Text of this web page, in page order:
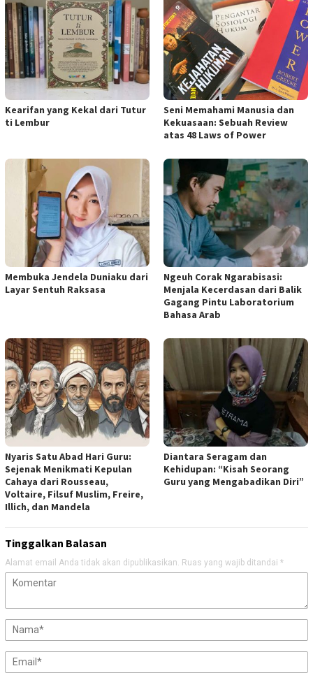
Kearifan yang Kekal dari Tutur
ti Lembur
Seni Memahami Manusia dan
Kekuasaan: Sebuah Review
atas 48 Laws of Power
Membuka Jendela Duniaku dari
Layar Sentuh Raksasa
Ngeuh Corak Ngarabisasi:
Menjala Kecerdasan dari Balik
Gagang Pintu Laboratorium
Bahasa Arab
Nyaris Satu Abad Hari Guru:
Sejenak Menikmati Kepulan
Cahaya dari Rousseau,
Voltaire, Filsuf Muslim, Freire,
Illich, dan Mandela
Diantara Seragam dan
Kehidupan: “Kisah Seorang
Guru yang Mengabadikan Diri”
Tinggalkan Balasan
Alamat email Anda tidak akan dipublikasikan. Ruas yang wajib ditandai *